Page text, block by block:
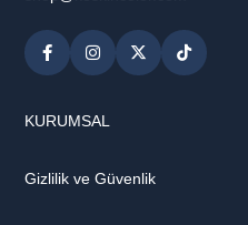
KURUMSAL
Gizlilik ve Güvenlik